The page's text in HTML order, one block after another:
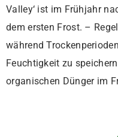
Valley‘ ist im Frühjahr
dem ersten Frost. –
während
Feuchtigkeit zu
organischen Dünger im